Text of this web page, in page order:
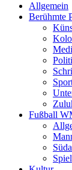
Allgemein
Berühmte
Fußball